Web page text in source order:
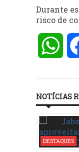
Durante
risco de
NOTÍCIAS
DESTAQUES